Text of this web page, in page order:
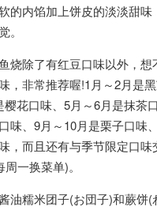
的内馅加上饼皮的淡淡甜味
。
烧除了有红豆口味以外，想
，非常推荐喔!1月～2月是
樱花口味、5月～6月是抹茶
味、9月～10月是栗子口味
，而且还有与季节限定口味
一换菜单)。
油糯米团子(お団子)和蕨饼(